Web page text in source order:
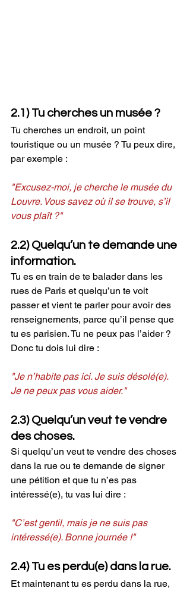
2.1) Tu cherches un musée ?
Tu cherches un endroit, un point
touristique ou un musée ? Tu peux dire,
par exemple :
"Excusez-moi, je cherche le musée du
Louvre. Vous savez où il se trouve, s’il
vous plaît ?"
2.2) Quelqu’un te demande une
information.
Tu es en train de te balader dans les
rues de Paris et quelqu’un te voit
passer et vient te parler pour avoir des
renseignements, parce qu’il pense que
tu es parisien. Tu ne peux pas l’aider ?
Donc tu dois lui dire :
"Je n’habite pas ici. Je suis désolé(e).
Je ne peux pas vous aider."
2.3) Quelqu’un veut te vendre
des choses.
Si quelqu’un veut te vendre des choses
dans la rue ou te demande de signer
une pétition et que tu n’es pas
intéressé(e), tu vas lui dire :
"C’est gentil, mais je ne suis pas
intéressé(e). Bonne journée !"
2.4) Tu es perdu(e) dans la rue.
Et maintenant tu es perdu dans la rue,